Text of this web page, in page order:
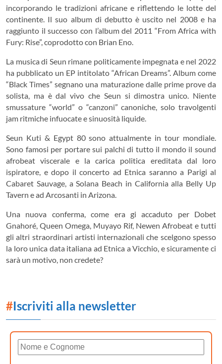
incorporando le tradizioni africane e riflettendo le lotte del
continente. Il suo album di debutto è uscito nel 2008 e ha
raggiunto il successo con l’album del 2011 “From Africa with
Fury: Rise”, coprodotto con Brian Eno.
La musica di Seun rimane politicamente impegnata e nel 2022
ha pubblicato un EP intitolato “African Dreams”. Album come
“Black Times” segnano una maturazione dalle prime prove da
solista, ma è dal vivo che Seun si dimostra unico. Niente
smussature “world” o “canzoni” canoniche, solo travolgenti
jam ritmiche infuocate e sinuosità liquide.
Seun Kuti & Egypt 80 sono attualmente in tour mondiale.
Sono famosi per portare sui palchi di tutto il mondo il sound
afrobeat viscerale e la carica politica ereditata dal loro
ispiratore, e dopo il concerto ad Etnica saranno a Parigi al
Cabaret Sauvage, a Solana Beach in California alla Belly Up
Tavern e ad Arcosanti in Arizona.
Una nuova conferma, come era gi accaduto per Dobet
Gnahoré, Queen Omega, Muyayo Rif, Newen Afrobeat e tutti
gli altri straordinari artisti internazionali che scelgono spesso
la loro unica data italiana ad Etnica a Vicchio, e sicuramente ci
sarà un motivo, non credete?
#Iscriviti alla newsletter